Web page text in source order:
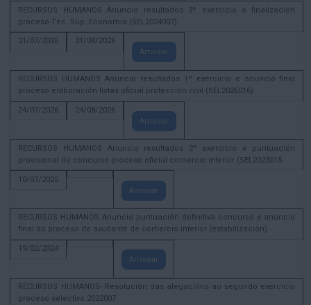
RECURSOS HUMANOS Anuncio resultados 3º exercicio e finalización
proceso Tec. Sup. Economía (SEL2024007)
31/07/2026
31/08/2026
Amosar
RECURSOS HUMANOS Anuncio resultados 1º exercicio e anuncio final
proceso elaboración listas oficial protección civil (SEL2026016)
24/07/2026
24/08/2026
Amosar
RECURSOS HUMANOS Anuncio resultados 2º exercicio e puntuación
provisional de concurso proceso oficial comercio interior (SEL2023015
10/07/2025
Amosar
RECURSOS HUMANOS Anuncio puntuación definitiva concurso e anuncio
final do proceso de axudante de comercio interior (estabilización)
19/02/2024
Amosar
RECURSOS HUMANOS- Resolución das alegacións ao segundo exercicio
proceso selectivo 2022007